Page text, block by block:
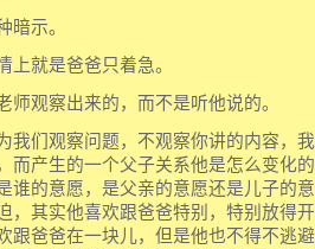
示。
就是爸爸只着急。
观察出来的，而不是听他说的。
们观察问题，不观察你讲的内容，我
而产生的一个父子关系他是怎么变化
谁的意愿，是父亲的意愿还是儿子的
，其实他喜欢跟爸爸特别，特别放得
跟爸爸在一块儿，但是他也不得不逃